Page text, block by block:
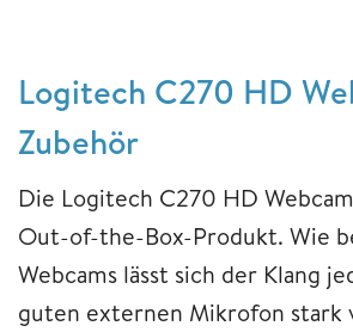
Logitech C270 HD
Zubehör
Die Logitech C270 HD
Out-of-the-Box-Produkt. Wie
Webcams lässt sich der Klang
guten externen Mikrofon stark